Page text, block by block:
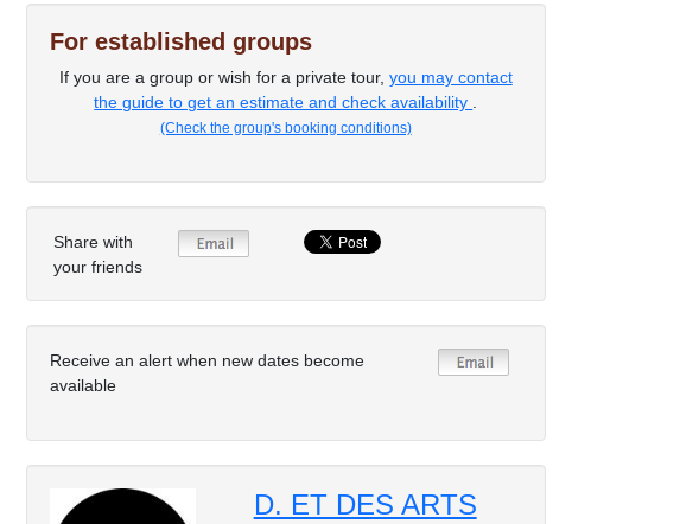
For established groups
If you are a group or wish for a private tour, you may contact
the guide to get an estimate and check availability
(Check the group's booking conditions)
Share with
your friends
Receive an alert when new dates become
available
D. ET DES ARTS